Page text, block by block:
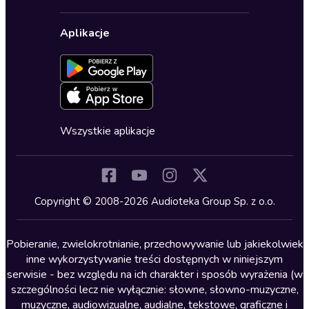
Biznes, marketing, ekonomia
Dla młodzieży
Kryminały
Lektury szkolne
Literatura anglojęzyczna
Literatura faktu
Literatura obyczajowa
Ustawienia prywatności
Formularz zgłaszania nielegalnych treści
Deklaracja dostępności
Oferta dla firm i bibliotek
Dołącz do newslettera
Blog
Zapowiedzi
Cykle audiobooków
Aplikacje
Wszystkie aplikacje
Copyright © 2008-2026 Audioteka Group Sp. z o.o.
Pobieranie, zwielokrotnianie, przechowywanie lub jakiekolwiek
inne wykorzystywanie treści dostępnych w niniejszym
serwisie - bez względu na ich charakter i sposób wyrażenia (w
szczególności lecz nie wyłącznie: słowne, słowno-muzyczne,
muzyczne, audiowizualne, audialne, tekstowe, graficzne i